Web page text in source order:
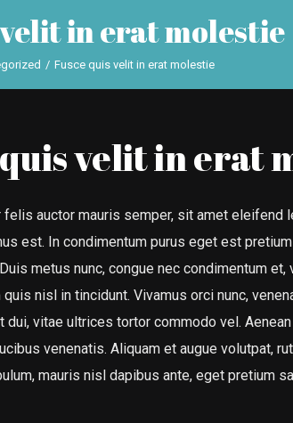
in erat molestie
/ Fusce quis velit in erat molestie
velit in erat
felis auctor mauris semper, sit amet eleifend
est. In condimentum purus eget est
metus nunc, congue nec condimentum
nisl in tincidunt. Vivamus orci nunc,
vitae ultrices tortor commodo vel.
venenatis. Aliquam et augue volutpat,
mauris nisl dapibus ante, eget pretium